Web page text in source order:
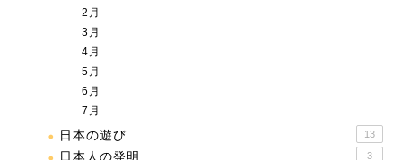
2月
3月
4月
5月
6月
7月
日本の遊び 13
日本人の発明 3